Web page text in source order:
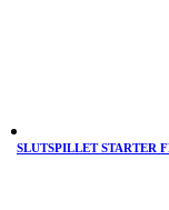
SLUTSPILLET STARTER